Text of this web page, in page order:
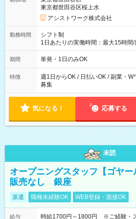
東京都世田谷区桜上水
アシストワーク株式会社
勤務時間
シフト制
1日あたりの実働時間：最大15時間
勤務 勤務：月・水・金 休み：火・木・土・日 好
可能です！ ※1日あたりの最大実働時間は日勤、夜勤共に勤務し
期間 単発・1日のみOK
特徴
週1日からOK / 日払いOK / 副業・
募集
気になる！ 応募する
未読
オープニングスタッフ【ゴヤ
販売なし 銀座
派遣 職種未経験OK WEB登録・面接OK
給与 時給1700円～1800円 ※ご経験・